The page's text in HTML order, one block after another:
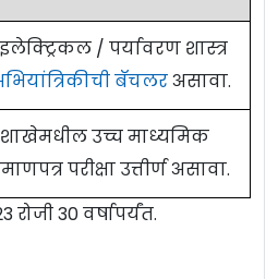
/ पर्यावरण शास्त्र
बॅचलरअसावा.
शाखेमधील उच्च माध्यमिक
परीक्षा उत्तीर्ण असावा.
30 वर्षापर्यंत.